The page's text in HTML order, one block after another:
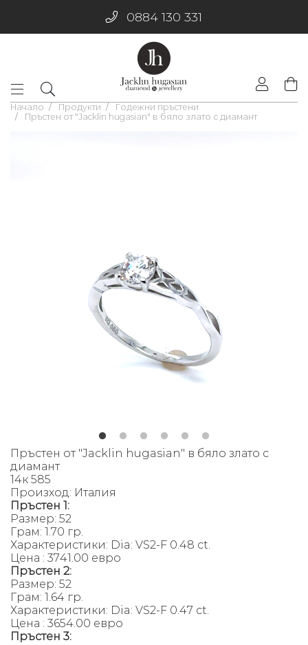
0884 130 331
Начало Продукти
Годежни пръстени
Пръстен от "Jacklin hugasian" в бяло злато с диамант
Пръстен от "Jacklin hugasian" в бяло злато с
диамант
14к 585
Произход: Италия
Пръстен 1:
Размер: 52
Грам: 1.70 гр.
Характеристики: Dia: VS2-F 0.48 ct.
Цена : 3741.00 евро
Пръстен 2:
Размер: 52
Грам: 1.64 гр.
Характеристики: Dia: VS2-F 0.47 ct.
Цена : 3654.00 евро
Пръстен 3: